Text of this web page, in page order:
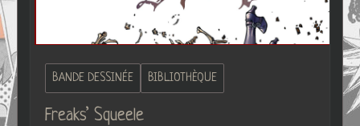
BANDE DESSINÉE BIBLIOTHÈQUE
Freaks’ Squeele